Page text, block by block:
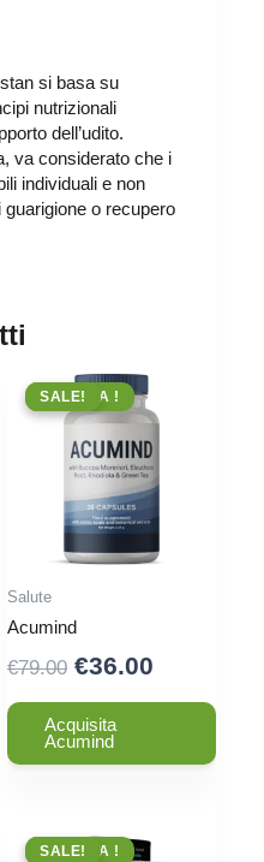
si basa su
nutrizionali
dell’udito.
va considerato che i
individuali e non
o recupero
OFFERTA !
SALE!
Salute
Acumind
€79.00 Original
price
was:
€79.00.
€36.00
price
€36.00.
Acquisita
Acumind
OFFERTA !
SALE!